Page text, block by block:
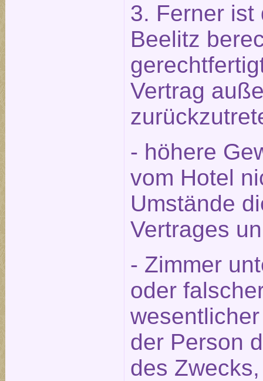
3. Ferner ist
Beelitz
Vertrag
- höhere
vom Hotel
Umstände
Vertrages
- Zimmer
oder
der Person
des